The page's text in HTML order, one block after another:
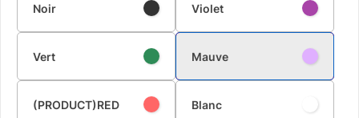
Noir Violet
Vert Mauve
(PRODUCT)RED Blanc